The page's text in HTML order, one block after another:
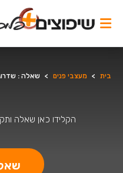
בית > מעצבי פנים > שאלה :
הקלידו כאן שאלה